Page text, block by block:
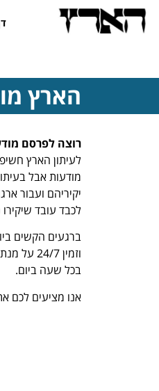
הארץ
רוצה לפרסם
לעיתון הארץ
מודעות אבל
יקיריהם ועבור
לכבד עובד
ברגעים הקשים
וזמין
בכל שעה ביום.
אנו מציעים לכם